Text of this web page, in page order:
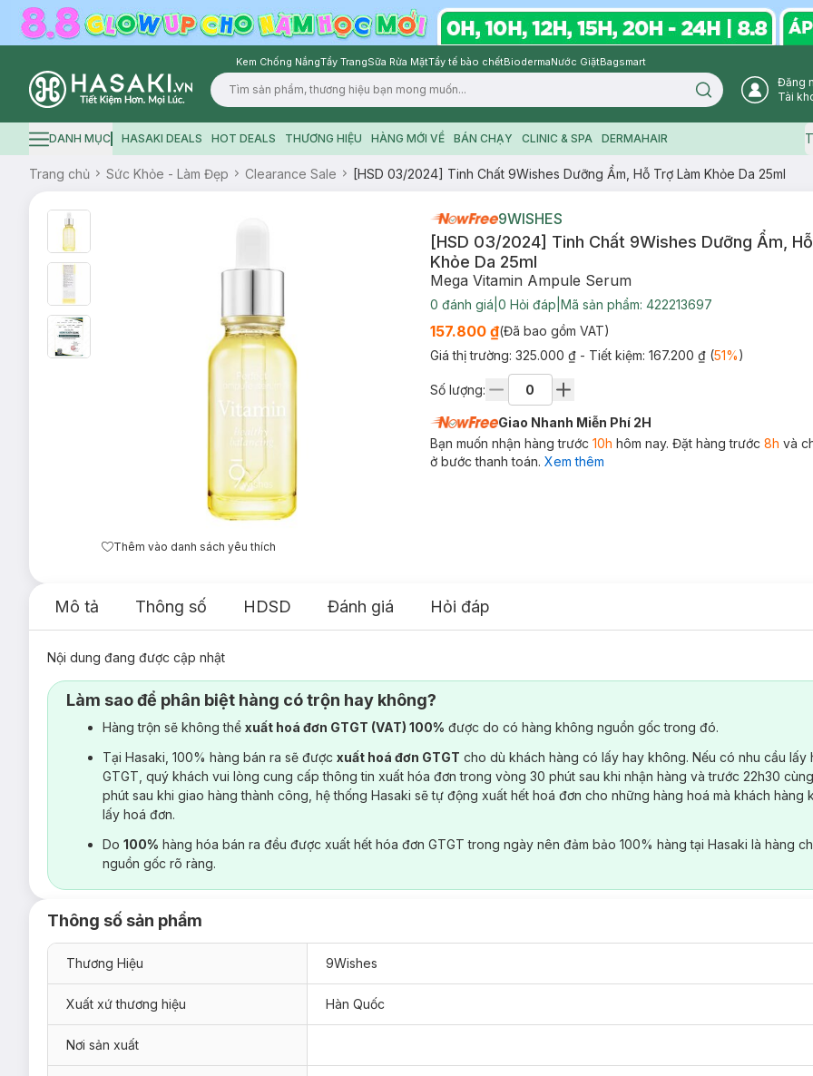
Kem Chống NắngTẩy TrangSữa Rửa MặtTẩy tế bào chếtBiodermaNước GiặtBagsmart
Logo
Search icon
Đăng
Tài
Hamburger icon
DANH MỤC HASAKI DEALS HOT DEALS THƯƠNG HIỆU HÀNG MỚI VỀ BÁN CHẠY CLINIC & SPA DERMAHAIR
Trang chủ Sức Khỏe - Làm Đẹp Clearance Sale [HSD 03/2024] Tinh Chất 9Wishes Dưỡng Ẩm, Hỗ Trợ Làm Khỏe Da 25ml
Thêm vào danh sách yêu thích
9WISHES
[HSD 03/2024] Tinh Chất 9Wishes Dưỡng Ẩm,
Khỏe Da 25ml
Mega Vitamin Ampule Serum
0 đánh giá 0 Hỏi đáp Mã sản phẩm: 422213697
157.800 ₫(Đã bao gồm VAT)
Giá thị trường: 325.000 ₫ - Tiết kiệm: 167.200 ₫(51%)
Số lượng:
Giao Nhanh Miễn Phí 2H
Bạn muốn nhận hàng trước 10h hôm nay. Đặt hàng trước 8h và
ở bước thanh toán. Xem thêm
Mô tả Thông số HDSD Đánh giá Hỏi đáp
Nội dung đang được cập nhật
Làm sao để phân biệt hàng có trộn hay không?
Hàng trộn sẽ không thể xuất hoá đơn GTGT (VAT) 100% được do có hàng không nguồn gốc trong đó.
Tại Hasaki, 100% hàng bán ra sẽ được xuất hoá đơn GTGT cho dù khách hàng có lấy hay không. Nếu có nhu cầu lấy
GTGT, quý khách vui lòng cung cấp thông tin xuất hóa đơn trong vòng 30 phút sau khi nhận hàng và trước 22h30
phút sau khi giao hàng thành công, hệ thống Hasaki sẽ tự động xuất hết hoá đơn cho những hàng hoá mà khách hàng
lấy hoá đơn.
Do 100% hàng hóa bán ra đều được xuất hết hóa đơn GTGT trong ngày nên đảm bảo 100% hàng tại Hasaki là hàng
nguồn gốc rõ ràng.
Thông số sản phẩm
Thương Hiệu 9Wishes
Xuất xứ thương hiệu Hàn Quốc
Nơi sản xuất